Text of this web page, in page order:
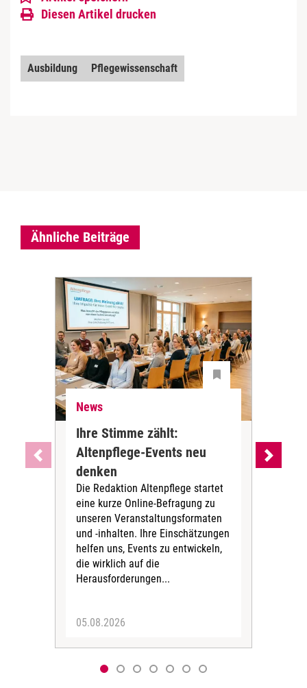
Diesen Artikel drucken
Ausbildung Pflegewissenschaft
Ähnliche Beiträge
News
Ihre Stimme zählt:
Altenpflege-Events neu
denken
Die Redaktion Altenpflege startet
eine kurze Online-Befragung zu
unseren Veranstaltungsformaten
und -inhalten. Ihre Einschätzungen
helfen uns, Events zu entwickeln,
die wirklich auf die
Herausforderungen...
05.08.2026